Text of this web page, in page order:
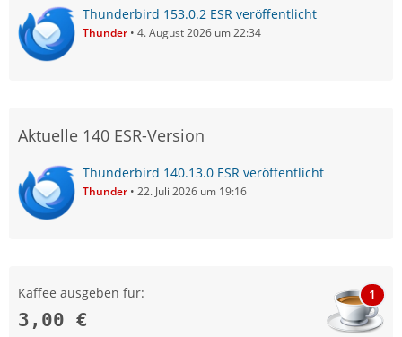
Thunderbird 153.0.2 ESR veröffentlicht
Thunder 4. August 2026 um 22:34
Aktuelle 140 ESR-Version
Thunderbird 140.13.0 ESR veröffentlicht
Thunder 22. Juli 2026 um 19:16
Kaffee ausgeben für:
3,00 €
1